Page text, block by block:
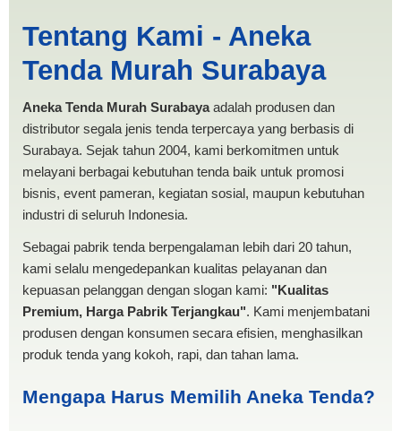
PRODUKSI ANEKA TENDA
MURAH
Tentang Kami - Aneka
Tenda Murah Surabaya
Aneka Tenda Murah Surabayaadalah produsen dan
distributor segala jenis tenda terpercaya yang berbasis di
Surabaya. Sejak tahun 2004, kami berkomitmen untuk
melayani berbagai kebutuhan tenda baik untuk promosi
bisnis, event pameran, kegiatan sosial, maupun kebutuhan
industri di seluruh Indonesia.
Sebagai pabrik tenda berpengalaman lebih dari 20 tahun,
kami selalu mengedepankan kualitas pelayanan dan
kepuasan pelanggan dengan slogan kami: "Kualitas
Premium, Harga Pabrik Terjangkau". Kami menjembatani
produsen dengan konsumen secara efisien, menghasilkan
produk tenda yang kokoh, rapi, dan tahan lama.
Mengapa Harus Memilih Aneka Tenda?